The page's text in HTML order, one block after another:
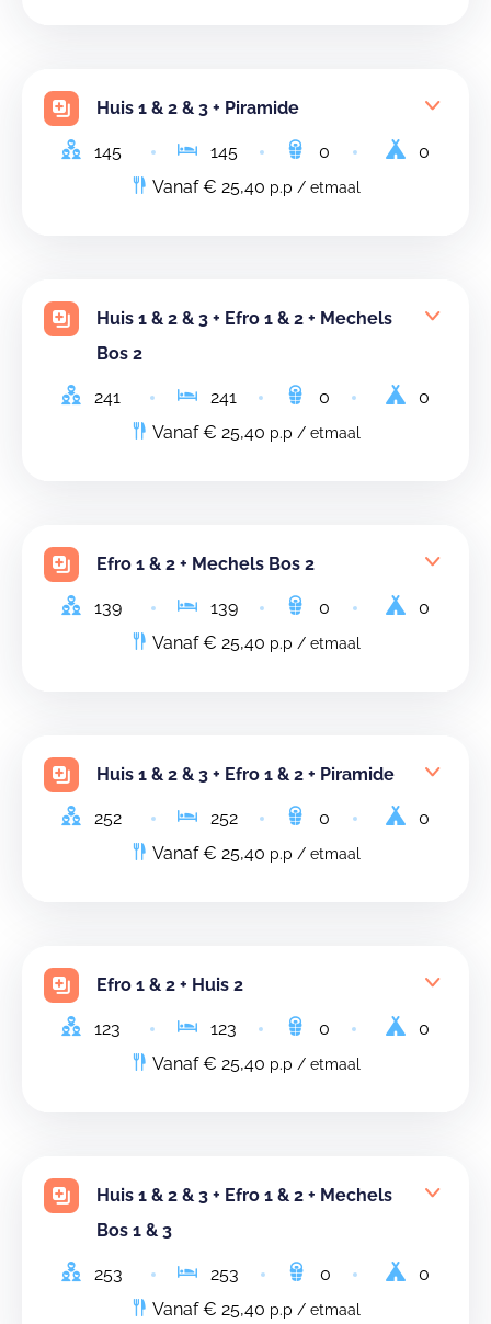
Huis 1 & 2 & 3 + Piramide
145 145 0
0
Vanaf € 25,40 p.p / etmaal
Huis 1 & 2 & 3 + Efro 1 & 2 + Mechels
Bos 2
241 241 0
0
Vanaf € 25,40 p.p / etmaal
Efro 1 & 2 + Mechels Bos 2
139 139 0
0
Vanaf € 25,40 p.p / etmaal
Huis 1 & 2 & 3 + Efro 1 & 2 + Piramide
252 252 0
0
Vanaf € 25,40 p.p / etmaal
Efro 1 & 2 + Huis 2
123 123 0
0
Vanaf € 25,40 p.p / etmaal
Huis 1 & 2 & 3 + Efro 1 & 2 + Mechels
Bos 1 & 3
253 253 0
0
Vanaf € 25,40 p.p / etmaal